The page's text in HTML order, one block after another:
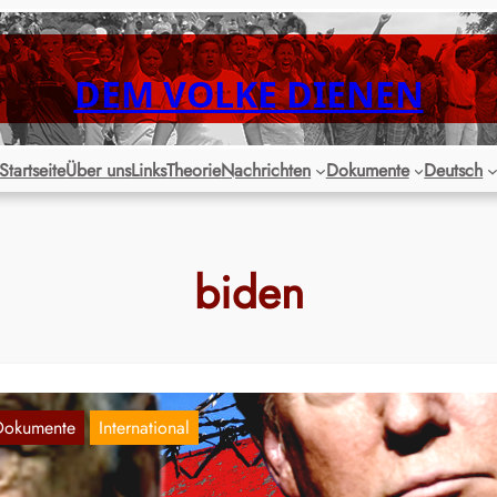
DEM VOLKE DIENEN
StartseiteÜber unsLinksTheorieNachrichten Dokumente Deutsch
biden
International
Asylpolitik in den USA – Biden oder